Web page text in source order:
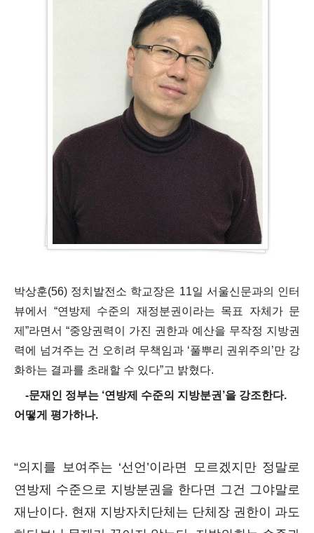
박상훈(56) 정치발전소 학교장은 11일 서울신문과의 인터
뷰에서 “연방제 수준의 재정분권이라는 목표 자체가 문
제”라면서 “중앙권력이 가진 권한과 예산을 무작정 지방권
력에 넘겨주는 건 오히려 무책임과 ‘풀뿌리 권위주의’만 강
화하는 결과를 초래할 수 있다”고 밝혔다.
-문재인 정부는 ‘연방제 수준의 지방분권’을 강조한다.
어떻게 평가하나.
“의지를 보여주는 ‘선언’이라면 모르겠지만 정말로
연방제 수준으로 지방분권을 한다면 그건 그야말로
재난이다. 현재 지방자치단체는 단체장 권한이 과도